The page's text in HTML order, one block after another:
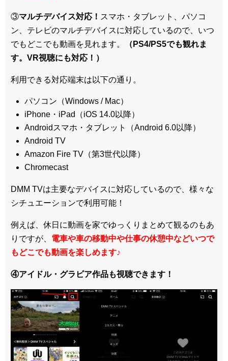
③マルチデバイス対応！ スマホ・タブレット、パソコ
ン、テレビのマルチデバイスに対応しているので、いつ
でもどこでも動画を見れます。
（PS4/PS5でも観れま
す。VR視聴にも対応！）
利用できる対応端末は以下の通り。
パソコン（Windows / Mac）
iPhone・iPad（iOS 14.0以降）
Androidスマホ・タブレット（Android 6.0以降）
Android TV
Amazon Fire TV（第3世代以降）
Chromecast
DMM TVは主要なデバイスに対応しているので、 様々な
シチュエーションで利用可能！
例えば、休日に動画を家でゆっくりまとめて観るのもあ
りですが、 電車や車の移動中や仕事の休憩中などいつで
もどこでも動画を楽しめます♪
④アイドル・グラビア作品も視聴できます！